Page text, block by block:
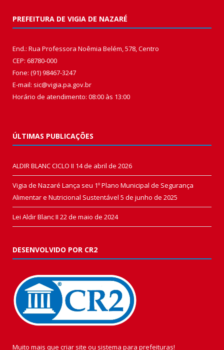
PREFEITURA DE VIGIA DE NAZARÉ
End.: Rua Professora Noêmia Belém, 578, Centro
CEP: 68780-000
Fone: (91) 98467-3247
E-mail: sic@vigia.pa.gov.br
Horário de atendimento: 08:00 às 13:00
ÚLTIMAS PUBLICAÇÕES
ALDIR BLANC CICLO II 14 de abril de 2026
Vigia de Nazaré Lança seu 1º Plano Municipal de Segurança
Alimentar e Nutricional Sustentável 5 de junho de 2025
Lei Aldir Blanc II 22 de maio de 2024
DESENVOLVIDO POR CR2
Muito mais que criar site ou sistema para prefeituras!